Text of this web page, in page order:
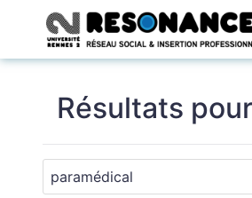
Résultats